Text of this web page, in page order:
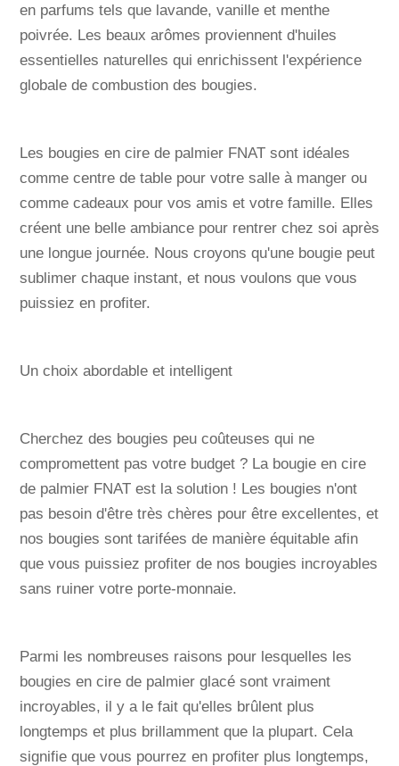
en parfums tels que lavande, vanille et menthe
poivrée. Les beaux arômes proviennent d'huiles
essentielles naturelles qui enrichissent l'expérience
globale de combustion des bougies.
Les bougies en cire de palmier FNAT sont idéales
comme centre de table pour votre salle à manger ou
comme cadeaux pour vos amis et votre famille. Elles
créent une belle ambiance pour rentrer chez soi après
une longue journée. Nous croyons qu'une bougie peut
sublimer chaque instant, et nous voulons que vous
puissiez en profiter.
Un choix abordable et intelligent
Cherchez des bougies peu coûteuses qui ne
compromettent pas votre budget ? La bougie en cire
de palmier FNAT est la solution ! Les bougies n'ont
pas besoin d'être très chères pour être excellentes, et
nos bougies sont tarifées de manière équitable afin
que vous puissiez profiter de nos bougies incroyables
sans ruiner votre porte-monnaie.
Parmi les nombreuses raisons pour lesquelles les
bougies en cire de palmier glacé sont vraiment
incroyables, il y a le fait qu'elles brûlent plus
longtemps et plus brillamment que la plupart. Cela
signifie que vous pourrez en profiter plus longtemps,